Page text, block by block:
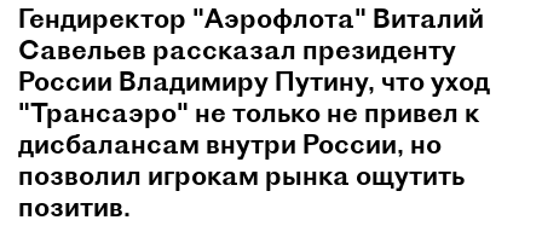
Гендиректор "Аэрофлота" Виталий
Савельев рассказал президенту
России Владимиру Путину, что уход
"Трансаэро" не только не привел к
дисбалансам внутри России, но
позволил игрокам рынка ощутить
позитив.